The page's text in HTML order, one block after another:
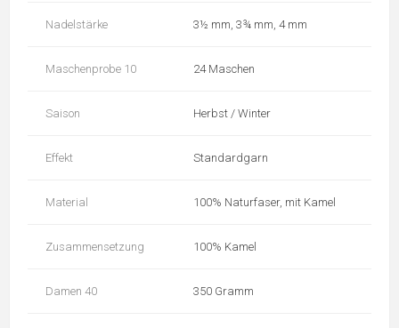
Nadelstärke 3½ mm, 3¾ mm, 4 mm
Maschenprobe 10 24 Maschen
Saison Herbst / Winter
Effekt Standardgarn
Material 100% Naturfaser, mit Kamel
Zusammensetzung 100% Kamel
Damen 40 350 Gramm